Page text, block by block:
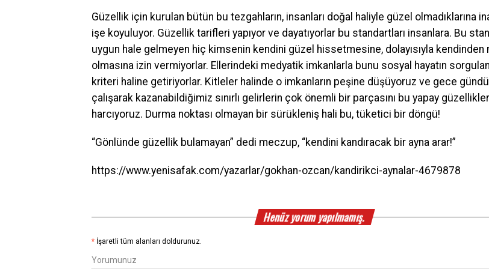
Güzellik için kurulan bütün bu tezgahların, insanları doğal haliyle güzel olmadıklarına
işe koyuluyor. Güzellik tarifleri yapıyor ve dayatıyorlar bu standartları insanlara. Bu
uygun hale gelmeyen hiç kimsenin kendini güzel hissetmesine, dolayısıyla kendinden
olmasına izin vermiyorlar. Ellerindeki medyatik imkanlarla bunu sosyal hayatın
kriteri haline getiriyorlar. Kitleler halinde o imkanların peşine düşüyoruz ve gece
çalışarak kazanabildiğimiz sınırlı gelirlerin çok önemli bir parçasını bu yapay
harcıyoruz. Durma noktası olmayan bir sürükleniş hali bu, tüketici bir döngü!
“Gönlünde güzellik bulamayan” dedi meczup, “kendini kandıracak bir ayna arar!”
https://www.yenisafak.com/yazarlar/gokhan-ozcan/kandirikci-aynalar-4679878
Henüz yorum yapılmamış.
* İşaretli tüm alanları doldurunuz.
Yorumunuz